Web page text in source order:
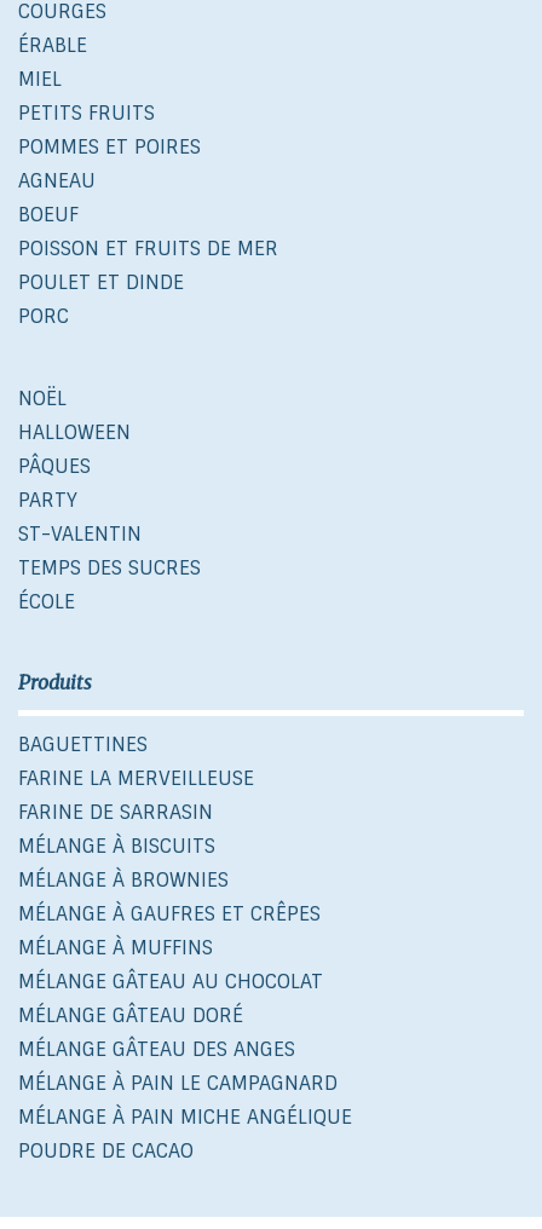
COURGES
ÉRABLE
MIEL
PETITS FRUITS
POMMES ET POIRES
AGNEAU
BOEUF
POISSON ET FRUITS DE MER
POULET ET DINDE
PORC
NOËL
HALLOWEEN
PÂQUES
PARTY
ST-VALENTIN
TEMPS DES SUCRES
ÉCOLE
Produits
BAGUETTINES
FARINE LA MERVEILLEUSE
FARINE DE SARRASIN
MÉLANGE À BISCUITS
MÉLANGE À BROWNIES
MÉLANGE À GAUFRES ET CRÊPES
MÉLANGE À MUFFINS
MÉLANGE GÂTEAU AU CHOCOLAT
MÉLANGE GÂTEAU DORÉ
MÉLANGE GÂTEAU DES ANGES
MÉLANGE À PAIN LE CAMPAGNARD
MÉLANGE À PAIN MICHE ANGÉLIQUE
POUDRE DE CACAO